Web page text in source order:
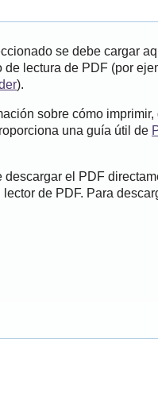
se debe cargar
de lectura de PDF (por
).
sobre cómo
una guía útil de
descargar el PDF
de PDF. Para